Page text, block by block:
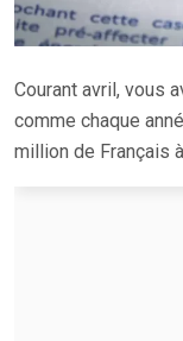
Courant avril, vous
comme chaque
million de Français